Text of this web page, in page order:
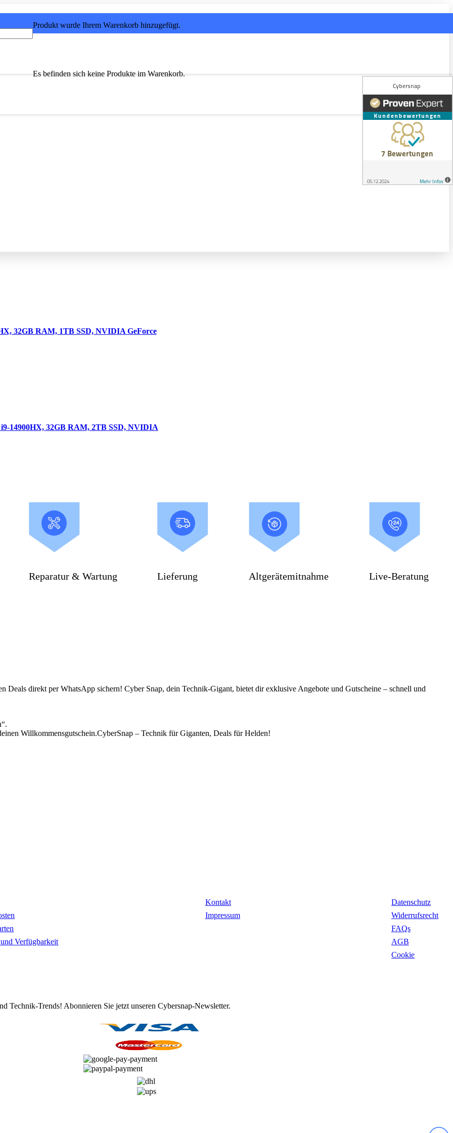
Produkt wurde Ihrem Warenkorb hinzugefügt.
Es befinden sich keine Produkte im Warenkorb.
32GB RAM, 1TB SSD, NVIDIA GeForce
14900HX, 32GB RAM, 2TB SSD, NVIDIA
Reparatur & Wartung Lieferung Altgerätemitnahme Live-Beratung
Deals direkt per WhatsApp sichern! Cyber Snap, dein Technik-Gigant, bietet dir exklusive Angebote und Gutscheine – schnell und
Willkommensgutschein.CyberSnap – Technik für Giganten, Deals für Helden!
Verfügbarkeit
Kontakt
Impressum
Datenschutz
Widerrufsrecht
FAQs
AGB
Cookie
Technik-Trends! Abonnieren Sie jetzt unseren Cybersnap-Newsletter.